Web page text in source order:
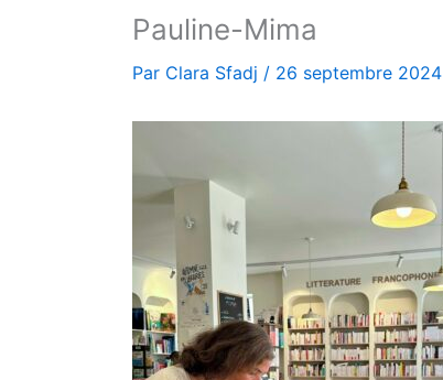
Pauline-Mima
Par Clara Sfadj / 26 septembre 2024